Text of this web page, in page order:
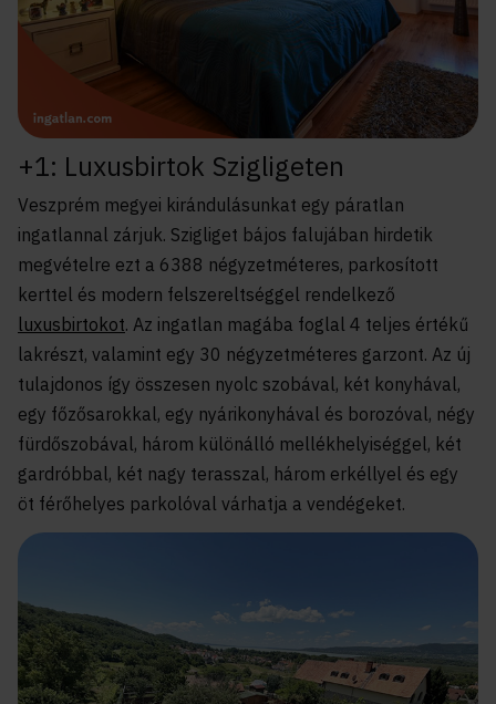
+1: Luxusbirtok Szigligeten
Veszprém megyei kirándulásunkat egy páratlan
ingatlannal zárjuk. Szigliget bájos falujában hirdetik
megvételre ezt a 6388 négyzetméteres, parkosított
kerttel és modern felszereltséggel rendelkező
luxusbirtokot. Az ingatlan magába foglal 4 teljes értékű
lakrészt, valamint egy 30 négyzetméteres garzont. Az új
tulajdonos így összesen nyolc szobával, két konyhával,
egy főzősarokkal, egy nyárikonyhával és borozóval, négy
fürdőszobával, három különálló mellékhelyiséggel, két
gardróbbal, két nagy terasszal, három erkéllyel és egy
öt férőhelyes parkolóval várhatja a vendégeket.